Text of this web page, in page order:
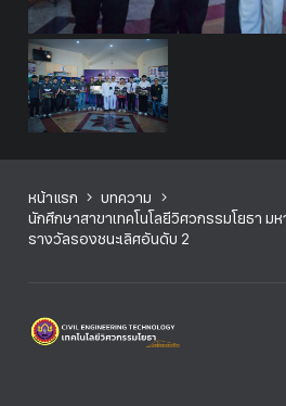
หน้าแรก
บทความ
นักศึกษาสาขาเทคโนโลยีวิศวกรรมโยธา ม
รางวัลรองชนะเลิศอันดับ 2